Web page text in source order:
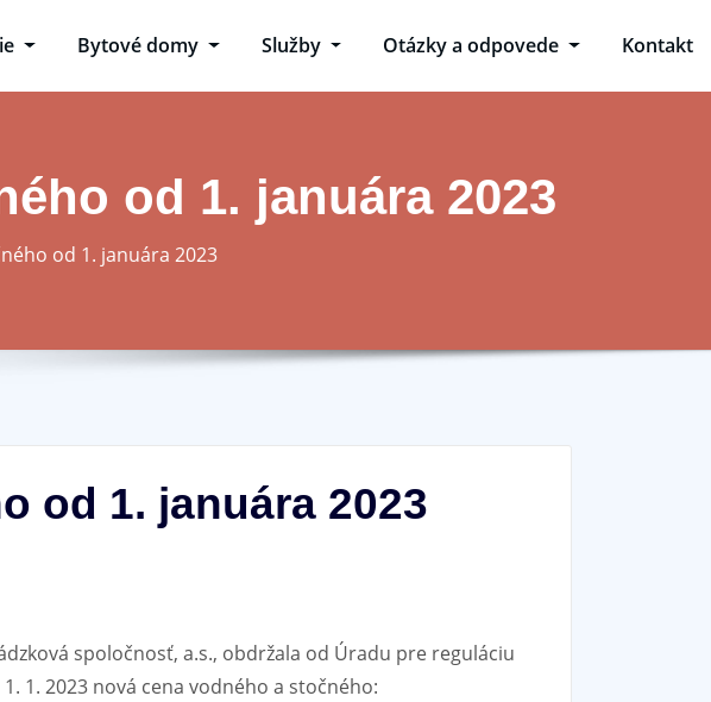
Bytové domy Služby Otázky a odpovede Kontakt
od 1. januára 2023
od 1. januára 2023
od 1. januára 2023
spoločnosť, a.s., obdržala od Úradu pre reguláciu
1. 2023 nová cena vodného a stočného: